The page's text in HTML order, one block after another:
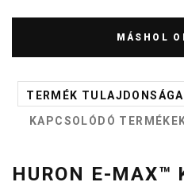
MÁSHOL
TERMÉK TULAJDONSÁGAI
KAPCSOLÓDÓ
HURON E-MAX™